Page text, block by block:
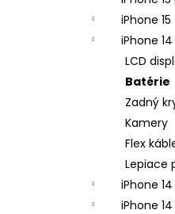
iPhone 15
iPhone
LCD
Batérie
Zadný
Kamery
Flex
Lepiace
iPhone 14
iPhone 14
APPLE IPHONE
- ORIGINAL
65,90 €